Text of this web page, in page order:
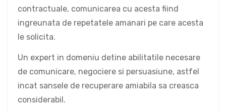
contractuale, comunicarea cu acesta fiind
ingreunata de repetatele amanari pe care acesta
le solicita.
Un expert in domeniu detine abilitatile necesare
de comunicare, negociere si persuasiune, astfel
incat sansele de recuperare amiabila sa creasca
considerabil.